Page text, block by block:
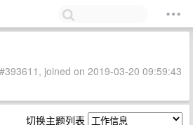
joined on 2019-03-20 09:59:43
切换主题列表